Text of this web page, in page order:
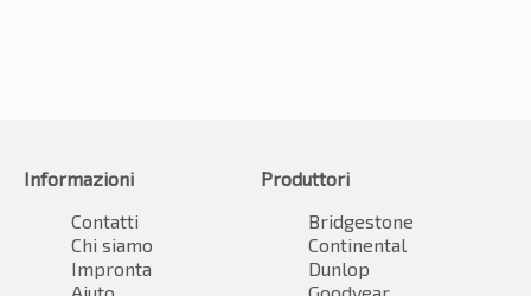
Informazioni
Contatti
Chi siamo
Impronta
Produttori
Bridgestone
Continental
Dunlop